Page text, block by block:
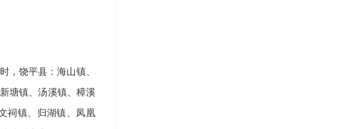
，饶平县：海山镇、
塘镇、汤溪镇、樟溪
祠镇、归湖镇、凤凰